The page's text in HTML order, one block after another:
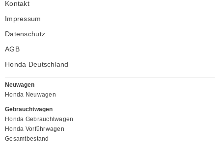
Unser Autohaus
Kontakt
Impressum
Datenschutz
AGB
Honda Deutschland
Neuwagen
Honda Neuwagen
Gebrauchtwagen
Honda Gebrauchtwagen
Honda Vorführwagen
Gesamtbestand